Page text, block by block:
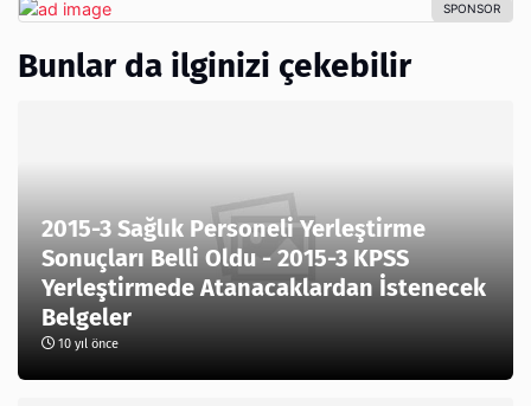
Bunlar da ilginizi çekebilir
2015-3 Sağlık Personeli Yerleştirme
Sonuçları Belli Oldu - 2015-3 KPSS
Yerleştirmede Atanacaklardan İstenecek
Belgeler
10 yıl önce